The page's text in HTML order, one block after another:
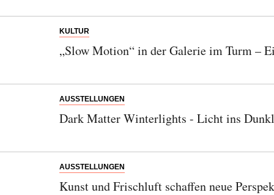
KULTUR
„Slow Motion“ in der Galerie im Turm –
AUSSTELLUNGEN
Dark Matter Winterlights - Licht ins
AUSSTELLUNGEN
Kunst und Frischluft schaffen neue